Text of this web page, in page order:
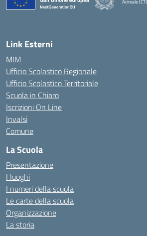
Acireale (CT)
Link Esterni
MIM
Ufficio Scolastico Regionale
Ufficio Scolastico Territoriale
Scuola in Chiaro
Iscrizioni On Line
Invalsi
Comune
La Scuola
Presentazione
I luoghi
I numeri della scuola
Le carte della scuola
Organizzazione
La storia